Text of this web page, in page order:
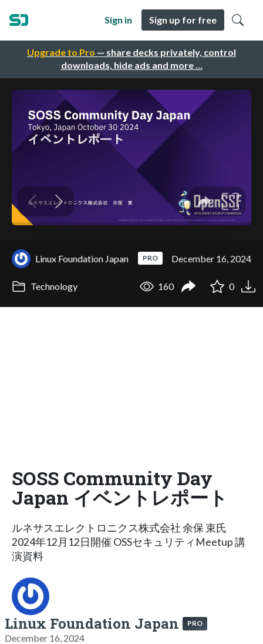
Upgrade to Pro — share decks privately, control
downloads, hide ads and more …
Sign in Sign up for free
Linux Foundation Japan PRO December 16, 2024
Technology 160 0
SOSS Community Day
Japan イベントレポート
ルネサスエレクトロニクス株式会社 余保 束氏
2024年12月12日開催 OSSセキュリティMeetup 講
演資料
Linux Foundation Japan PRO
December 16, 2024